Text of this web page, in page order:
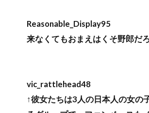
Reasonable_Display95
来なくてもおまえはくそ野郎だろ
vic_rattlehead48
↑彼女たちは3人の日本人の女の